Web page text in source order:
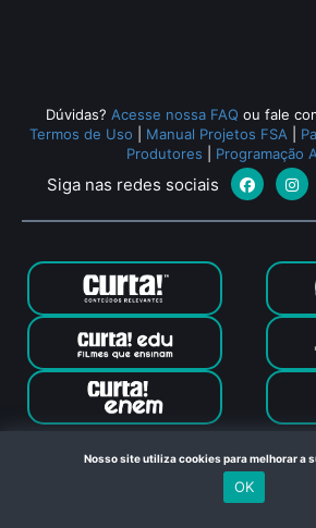
Dúvidas? Acesse nossa FAQ ou fale
Termos de Uso
Manual Projetos FSA
Produtores
Programação
Siga nas redes sociais
Canal Curta © 2024. Todos os direitos
no Rio de Janeiro
Nosso site utiliza cookies para melhorar a
OK